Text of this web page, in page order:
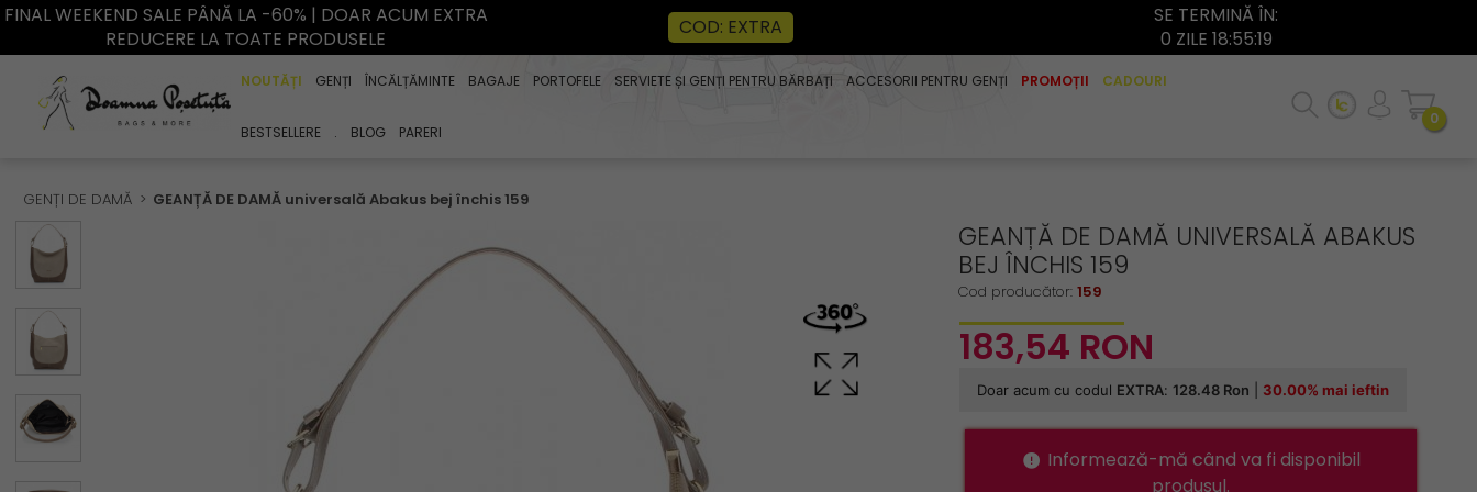
FINAL WEEKEND SALE PÂNĂ LA -60% | DOAR ACUM EXTRA
REDUCERE LA TOATE PRODUSELE
COD: EXTRA
SE TERMINĂ ÎN:
0 ZILE 18:55:19
NOUTĂȚI GENȚI ÎNCĂLȚĂMINTE BAGAJE PORTOFELE SERVIETE ȘI GENȚI PENTRU BĂRBAȚI ACCESORII PENTRU GENȚI PROMOȚII CADOURI
BESTSELLERE . BLOG PARERI
0
GENȚI DE DAMĂ GEANȚĂ DE DAMĂ universală Abakus bej închis 159
GEANȚĂ DE DAMĂ UNIVERSALĂ ABAKUS
BEJ ÎNCHIS 159
Cod producător:159
183,54 RON
Informează-mă când va fi disponibil
produsul.